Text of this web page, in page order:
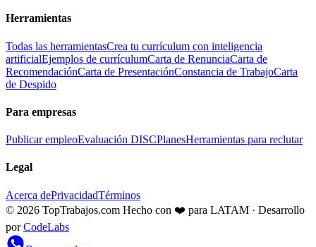
Herramientas
Todas las herramientasCrea tu currículum con inteligencia
artificialEjemplos de currículumCarta de RenunciaCarta de
RecomendaciónCarta de PresentaciónConstancia de TrabajoCarta
de Despido
Para empresas
Publicar empleoEvaluación DISCPlanesHerramientas para reclutar
Legal
Acerca dePrivacidadTérminos
© 2026 TopTrabajos.com Hecho con ❤️ para LATAM · Desarrollo
por CodeLabs